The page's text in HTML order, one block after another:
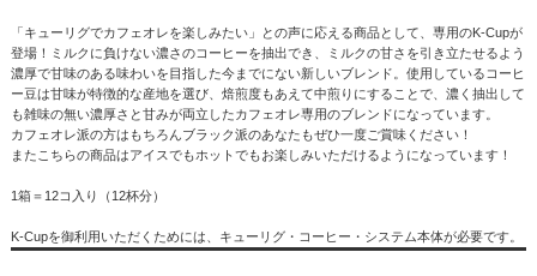
「キューリグでカフェオレを楽しみたい」との声に応える商品として、専用のK-Cupが
登場！ミルクに負けない濃さのコーヒーを抽出でき、ミルクの甘さを引き立たせるよう
濃厚で甘味のある味わいを目指した今までにない新しいブレンド。使用しているコーヒ
ー豆は甘味が特徴的な産地を選び、焙煎度もあえて中煎りにすることで、濃く抽出して
も雑味の無い濃厚さと甘みが両立したカフェオレ専用のブレンドになっています。
カフェオレ派の方はもちろんブラック派のあなたもぜひ一度ご賞味ください！
またこちらの商品はアイスでもホットでもお楽しみいただけるようになっています！
1箱＝12コ入り（12杯分）
K-Cupを御利用いただくためには、キューリグ・コーヒー・システム本体が必要です。